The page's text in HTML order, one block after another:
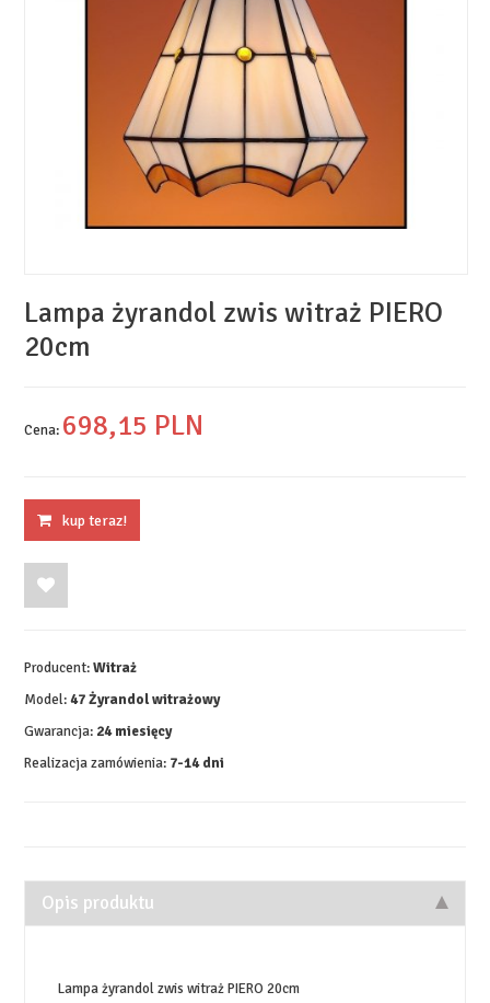
Lampa żyrandol zwis witraż PIERO
20cm
Cena: 698,15 PLN
kup teraz!
Producent:Witraż
Model:47 Żyrandol witrażowy
Gwarancja: 24 miesięcy
Realizacja zamówienia: 7-14 dni
Opis produktu
Lampa żyrandol zwis witraż PIERO 20cm